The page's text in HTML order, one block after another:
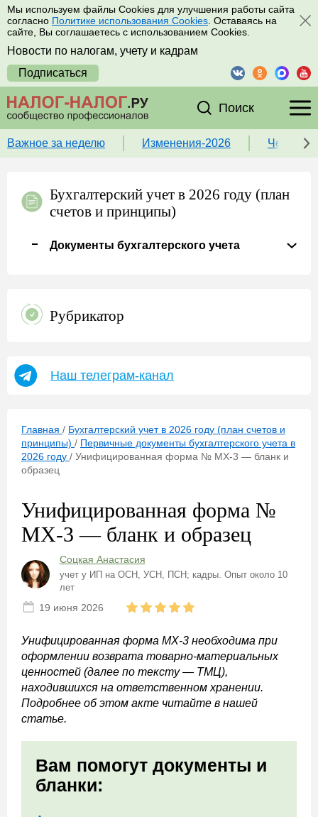
Мы используем файлы Cookies для улучшения работы сайта
согласно Политике использования Cookies . Оставаясь на
сайте, Вы соглашаетесь с использованием Cookies.
Новости по налогам, учету и кадрам
Подписаться
Поиск
Важное за неделю Изменения-2026 Чек-
Бухгалтерский учет в 2026 году (план
счетов и принципы)
Документы бухгалтерского учета
Рубрикатор
Наш телеграм-канал
Главная / Бухгалтерский учет в 2026 году (план счетов и
принципы) / Первичные документы бухгалтерского учета в
2026 году / Унифицированная форма № МХ-3 — бланк и
образец
Унифицированная форма №
МХ-3 — бланк и образец
Соцкая Анастасия
учет у ИП на ОСН, УСН, ПСН; кадры. Опыт около 10
лет
19 июня 2026
Унифицированная форма МХ-3 необходима при
оформлении возврата товарно-материальных
ценностей (далее по тексту — ТМЦ),
находившихся на ответственном хранении.
Подробнее об этом акте читайте в нашей
статье.
Вам помогут документы и
бланки: